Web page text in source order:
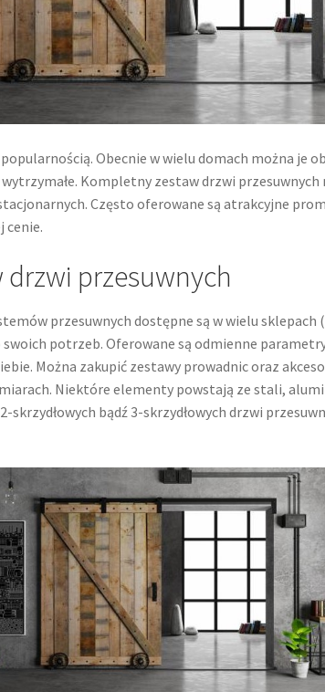
Obecnie w wielu domach można je
Kompletny zestaw drzwi przesuwnych
Często oferowane są atrakcyjne
cenie.
przesuwnych
przesuwnych dostępne są w wielu sklepach
swoich potrzeb. Oferowane są odmienne
Można zakupić zestawy prowadnic oraz
Niektóre elementy powstają ze stali,
skrzydłowych bądź 3-skrzydłowych drzwi